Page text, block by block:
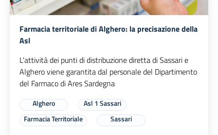
Farmacia territoriale di Alghero: la precisazione della
Asl
L'attività dei punti di distribuzione diretta di Sassari e
Alghero viene garantita dal personale del Dipartimento
del Farmaco di Ares Sardegna
Alghero
Asl 1 Sassari
Farmacia Territoriale
Sassari